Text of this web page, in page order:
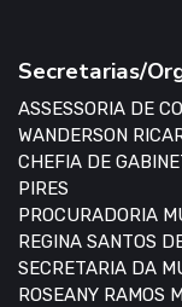
Secretarias/
ASSESSORIA DE
WANDERSON
CHEFIA DE
PIRES
PROCURADORIA
REGINA SANTOS
SECRETARIA DA
ROSEANY RAMOS